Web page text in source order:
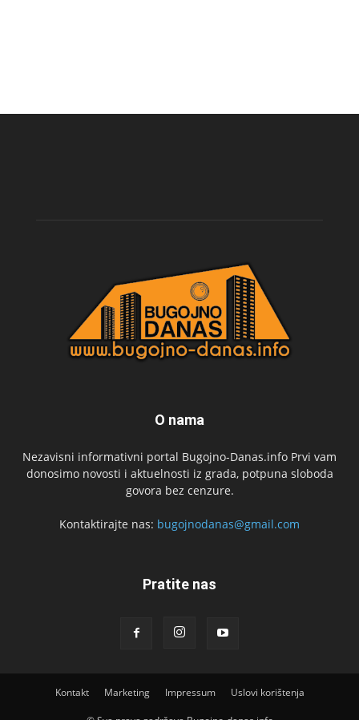
O nama
Nezavisni informativni portal Bugojno-Danas.info Prvi vam
donosimo novosti i aktuelnosti iz grada, potpuna sloboda
govora bez cenzure.
Kontaktirajte nas: bugojnodanas@gmail.com
Pratite nas
Kontakt Marketing Impressum Uslovi korištenja